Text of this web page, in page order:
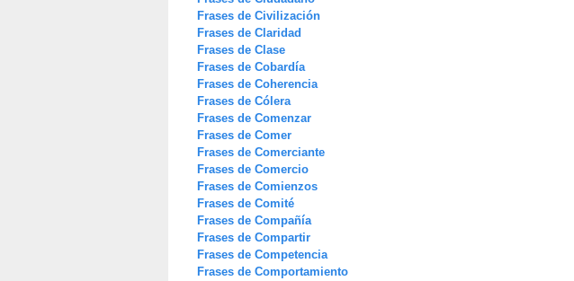
Frases de Civilización
Frases de Claridad
Frases de Clase
Frases de Cobardía
Frases de Coherencia
Frases de Cólera
Frases de Comenzar
Frases de Comer
Frases de Comerciante
Frases de Comercio
Frases de Comienzos
Frases de Comité
Frases de Compañía
Frases de Compartir
Frases de Competencia
Frases de Comportamiento